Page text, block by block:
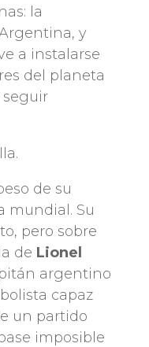
la
y
a instalarse
del planeta
de su
mundial. Su
pero sobre
de Lionel
argentino
capaz
un partido
imposible